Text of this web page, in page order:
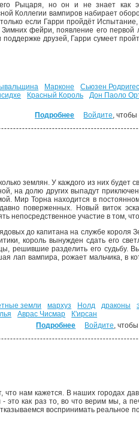
Рыцаря, но он и не знает как
Коллегии вампиров набирает
если Гарри пройдёт
фейри, появление его
друзей, Гарри сумеет
Марконе Сьюзен Родригес
Красный Король Дон Паоло
Подробнее о Летний
Войдите, чтобы
землян. У каждого из них будет
на долю других выпадут
Мир Торна находится в
поверженных. Новый виток
непосредственное участие в том,
до капитана на службе короля
король вынужден сдать его
решившие разделить его судьбу.
лап вампира, рожает мальчика, в
земли мархуз Нолд драконы
Аврас Чисмар
К'ирсан
Подробнее о Наёмник Его
Войдите,
нам кажется. В наших городах
как раз то, во что верим мы, а
воспринимать реальное